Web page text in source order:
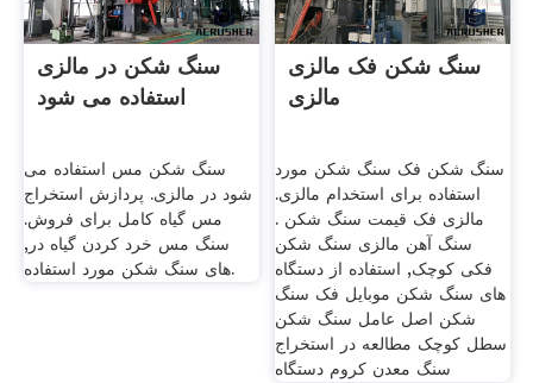
سنگ شکن در مالزی
استفاده می شود
سنگ شکن مس استفاده می
شود در مالزی. پردازش استخراج
مس گیاه کامل برای فروش.
سنگ مس خرد کردن گیاه در,
های سنگ شکن مورد استفاده.
سنگ شکن فک مالزی
مالزی
سنگ شکن فک سنگ شکن مورد
استفاده برای استخدام مالزی.
مالزی فک قیمت سنگ شکن .
سنگ آهن مالزی سنگ شکن
فکی کوچک, استفاده از دستگاه
های سنگ شکن موبایل فک سنگ
شکن اصل عامل سنگ شکن
سطل کوچک مطالعه در استخراج
سنگ معدن کروم دستگاه